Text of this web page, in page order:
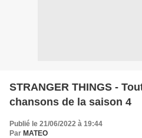
STRANGER THINGS -
chansons de la saison 4
Publié le 21/06/2022 à 19:44
Par MATEO